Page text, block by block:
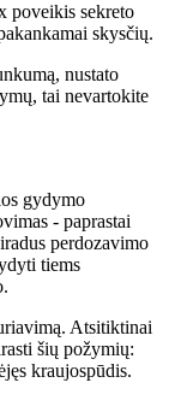
poveikis sekreto
skysčių.
nustato
tai nevartokite
gydymo
- paprastai
perdozavimo
tiems
Atsitiktinai
šių požymių:
kraujospūdis.